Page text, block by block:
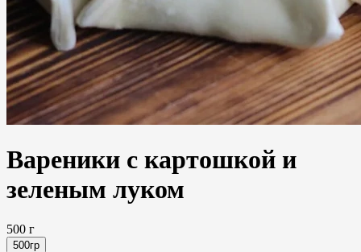
Вареники с картошкой и
зеленым луком
500 г
500гр